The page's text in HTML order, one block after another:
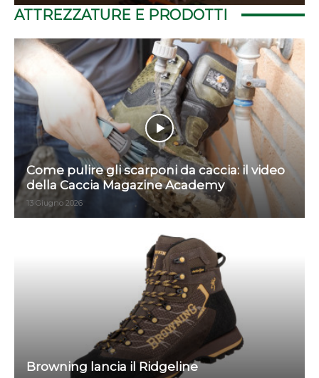
ATTREZZATURE E PRODOTTI
Come pulire gli scarponi da caccia: il video
della Caccia Magazine Academy
13 Giugno 2026
Browning lancia il Ridgeline